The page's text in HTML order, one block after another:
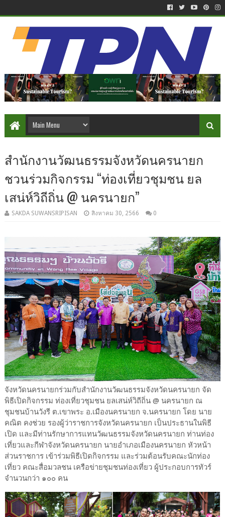
สำนักงานวัฒนธรรมจังหวัดนครนายก
ชวนร่วมกิจกรรม “ท่องเที่ยวชุมชน ยล
เสน่ห์วิถีถิ่น @ นครนายก”
SAKDA SUWANSRIPISAN สิงหาคม 30, 2566 0
จังหวัดนครนายกร่วมกับสำนักงานวัฒนธรรมจังหวัดนครนายก จัด
พิธีเปิดกิจกรรม ท่องเที่ยวชุมชน ยลเสน่ห์วิถีถิ่น @ นครนายก ณ
ชุมชนบ้านวังรี ต.เขาพระ อ.เมืองนครนายก จ.นครนายก โดย นาย
คณิต คงช่วย รองผู้ว่าราชการจังหวัดนครนายก เป็นประธานในพิธี
เปิด และมีท่านรักษาการแทนวัฒนธรรมจังหวัดนครนายก ท่านท่อง
เที่ยวและกีฬาจังหวัดนครนายก นายอำเภอเมืองนครนายก หัวหน้า
ส่วนราชการ เข้าร่วมพิธีเปิดกิจกรรม และร่วมต้อนรับคณะนักท่อง
เที่ยว คณะสื่อมวลชน เครือข่ายชุมชนท่องเที่ยว ผู้ประกอบการทัวร์
จำนวนกว่า ๑๐๐ คน